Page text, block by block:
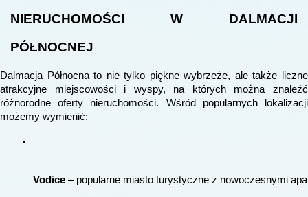
NIERUCHOMOŚCI W DALMACJI
PÓŁNOCNEJ
Dalmacja Północna to nie tylko piękne wybrzeże, ale także liczne
atrakcyjne miejscowości i wyspy, na których można znaleźć
różnorodne oferty nieruchomości. Wśród popularnych lokalizacji
możemy wymienić:
Vodice – popularne miasto turystyczne z nowoczesnymi